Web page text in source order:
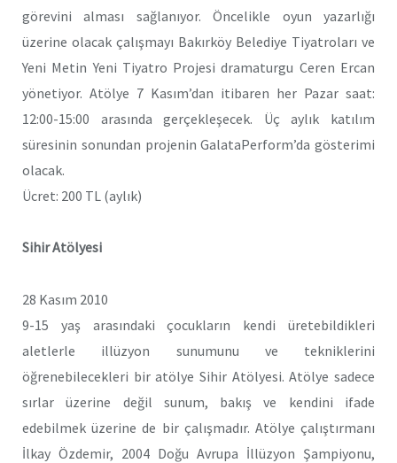
görevini alması sağlanıyor. Öncelikle oyun yazarlığı
üzerine olacak çalışmayı Bakırköy Belediye Tiyatroları ve
Yeni Metin Yeni Tiyatro Projesi dramaturgu Ceren Ercan
yönetiyor. Atölye 7 Kasım’dan itibaren her Pazar saat:
12:00-15:00 arasında gerçekleşecek. Üç aylık katılım
süresinin sonundan projenin GalataPerform’da gösterimi
olacak.
Ücret: 200 TL (aylık)
Sihir Atölyesi
28 Kasım 2010
9-15 yaş arasındaki çocukların kendi üretebildikleri
aletlerle illüzyon sunumunu ve tekniklerini
öğrenebilecekleri bir atölye Sihir Atölyesi. Atölye sadece
sırlar üzerine değil sunum, bakış ve kendini ifade
edebilmek üzerine de bir çalışmadır. Atölye çalıştırmanı
İlkay Özdemir, 2004 Doğu Avrupa İllüzyon Şampiyonu,